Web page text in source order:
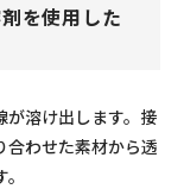
を使用した
が溶け出します。接
合わせた素材から透